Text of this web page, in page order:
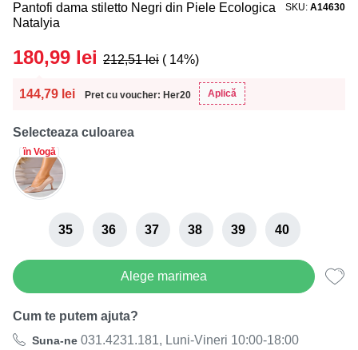
Pantofi dama stiletto Negri din Piele Ecologica
Natalyia
SKU A14630
144,79 lei Pret cu voucher: Her20 Aplică
180,99 lei 212,51lei ( 14%)
Selecteaza culoarea
în Vogă
35 36 37 38 39 40
Alege marimea
Cum te putem ajuta?
Suna-ne 031.4231.181, Luni-Vineri 10:00-18:00